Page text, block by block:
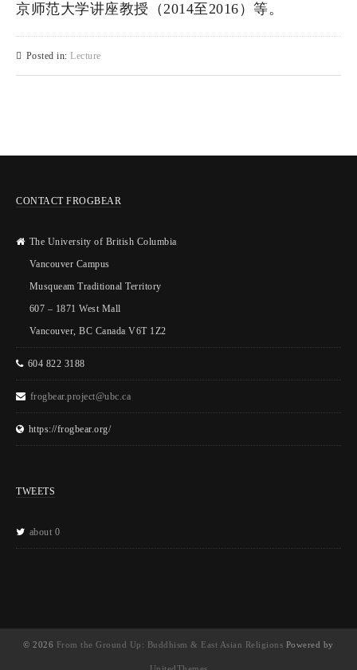
京师范大学讲座教授（2014至2016）等。
Posted in: Lecture
CONTACT FROGBEAR
The University of British Columbia
Vancouver Campus
Musqueam Traditional Territory
607 – 1871 West Mall
Vancouver, BC Canada V6T 1Z2
604 822 3188
frogbear.project@ubc.ca
https://frogbear.org/
TWEETS
about 0
© 2026 From the Ground Up: Buddhism & East Asian Religions Powered by
UnitedThemes